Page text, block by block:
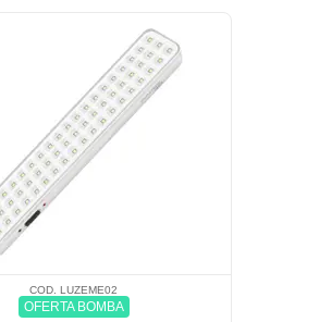
COD. LUZEME02
OFERTA BOMBA